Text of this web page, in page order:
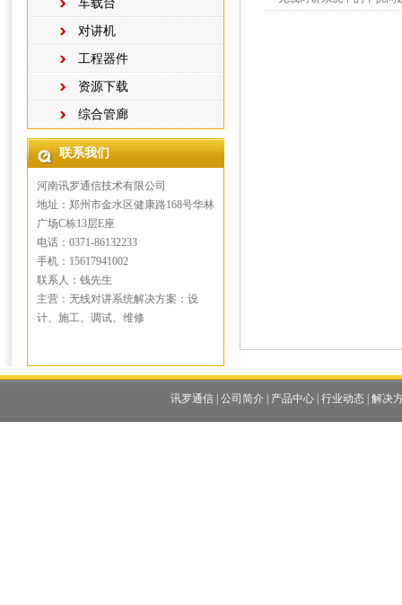
车载台
对讲机
工程器件
资源下载
综合管廊
联系我们
河南讯罗通信技术有限公司
地址：郑州市金水区健康路168号华林
广场C栋13层E座
电话：0371-86132233
手机：15617941002
联系人：钱先生
主营：无线对讲系统解决方案：设
计、施工、调试、维修
讯罗通信| 公司简介| 产品中心| 行业动态| 解决